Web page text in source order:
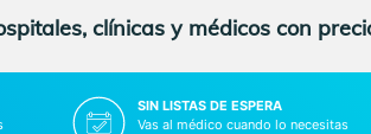
clínicas y médicos con
SIN LISTAS DE ESPERA
Vas al médico cuando lo necesitas